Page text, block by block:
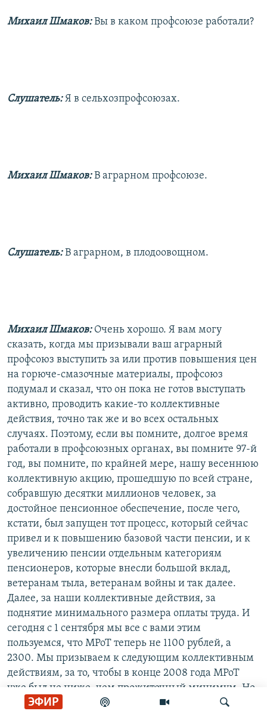
ЭФИР
Михаил Шмаков: Вы в каком профсоюзе работали?
Слушатель: Я в сельхозпрофсоюзах.
Михаил Шмаков: В аграрном профсоюзе.
Слушатель: В аграрном, в плодоовощном.
Михаил Шмаков: Очень хорошо. Я вам могу
сказать, когда мы призывали ваш аграрный
профсоюз выступить за или против повышения цен
на горюче-смазочные материалы, профсоюз
подумал и сказал, что он пока не готов выступать
активно, проводить какие-то коллективные
действия, точно так же и во всех остальных
случаях. Поэтому, если вы помните, долгое время
работали в профсоюзных органах, вы помните 97-й
год, вы помните, по крайней мере, нашу весеннюю
коллективную акцию, прошедшую по всей стране,
собравшую десятки миллионов человек, за
достойное пенсионное обеспечение, после чего,
кстати, был запущен тот процесс, который сейчас
привел и к повышению базовой части пенсии, и к
увеличению пенсии отдельным категориям
пенсионеров, которые внесли большой вклад,
ветеранам тыла, ветеранам войны и так далее.
Далее, за наши коллективные действия, за
поднятие минимального размера оплаты труда. И
сегодня с 1 сентября мы все с вами этим
пользуемся, что МРоТ теперь не 1100 рублей, а
2300. Мы призываем к следующим коллективным
действиям, за то, чтобы в конце 2008 года МРоТ
уже был не ниже, чем прожиточный минимум. Но
не все готовы к коллективным действиям. Поэтому